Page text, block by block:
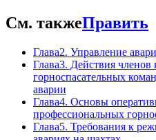
См. такжеПравить
Глава2. Управление
Глава3. Действия членов
горноспасательных
аварии
Глава4. Основы
профессиональных
Глава5. Требования к